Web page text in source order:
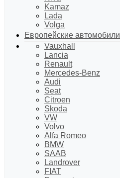
Kamaz
Lada
Volga
Европейские автомобили
Vauxhall
Lancia
Renault
Mercedes-Benz
Audi
Seat
Citroen
Skoda
VW
Volvo
Alfa Romeo
BMW
SAAB
Landrover
FIAT